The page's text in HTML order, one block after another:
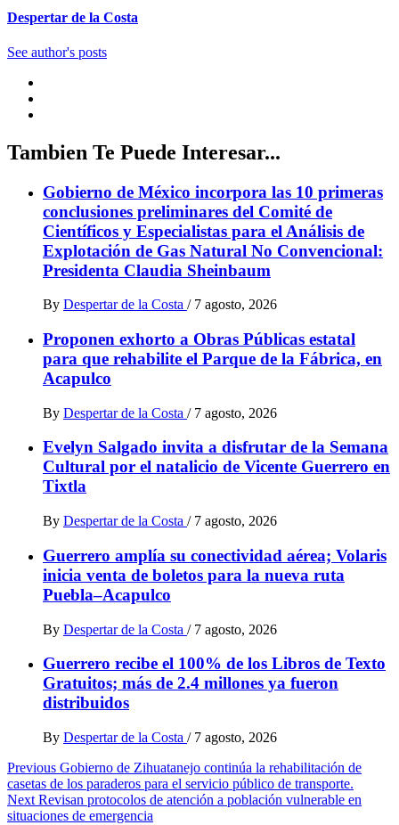
Despertar de la Costa
See author's posts
Tambien Te Puede Interesar...
Gobierno de México incorpora las 10 primeras
conclusiones preliminares del Comité de
Científicos y Especialistas para el Análisis de
Explotación de Gas Natural No Convencional:
Presidenta Claudia Sheinbaum
By Despertar de la Costa / 7 agosto, 2026
Proponen exhorto a Obras Públicas estatal
para que rehabilite el Parque de la Fábrica, en
Acapulco
By Despertar de la Costa / 7 agosto, 2026
Evelyn Salgado invita a disfrutar de la Semana
Cultural por el natalicio de Vicente Guerrero en
Tixtla
By Despertar de la Costa / 7 agosto, 2026
Guerrero amplía su conectividad aérea; Volaris
inicia venta de boletos para la nueva ruta
Puebla–Acapulco
By Despertar de la Costa / 7 agosto, 2026
Guerrero recibe el 100% de los Libros de Texto
Gratuitos; más de 2.4 millones ya fueron
distribuidos
By Despertar de la Costa / 7 agosto, 2026
Post
navigation
Previous Gobierno de Zihuatanejo continúa la rehabilitación de
casetas de los paraderos para el servicio público de transporte.
Next Revisan protocolos de atención a población vulnerable en
situaciones de emergencia